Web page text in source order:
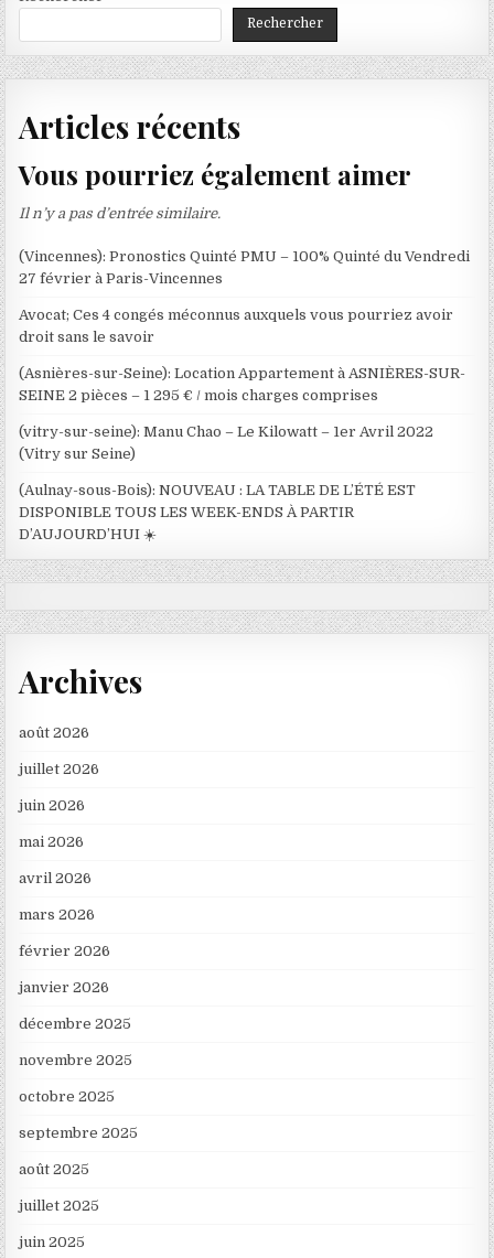
Rechercher
Articles récents
Vous pourriez également aimer
Il n’y a pas d’entrée similaire.
(Vincennes): Pronostics Quinté PMU – 100% Quinté du Vendredi
27 février à Paris-Vincennes
Avocat; Ces 4 congés méconnus auxquels vous pourriez avoir
droit sans le savoir
(Asnières-sur-Seine): Location Appartement à ASNIÈRES-SUR-
SEINE 2 pièces – 1 295 € / mois charges comprises
(vitry-sur-seine): Manu Chao – Le Kilowatt – 1er Avril 2022
(Vitry sur Seine)
(Aulnay-sous-Bois): NOUVEAU : LA TABLE DE L’ÉTÉ EST
DISPONIBLE TOUS LES WEEK-ENDS À PARTIR
D’AUJOURD’HUI ☀️
Archives
août 2026
juillet 2026
juin 2026
mai 2026
avril 2026
mars 2026
février 2026
janvier 2026
décembre 2025
novembre 2025
octobre 2025
septembre 2025
août 2025
juillet 2025
juin 2025